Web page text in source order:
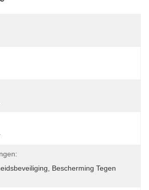
Bescherming Tegen